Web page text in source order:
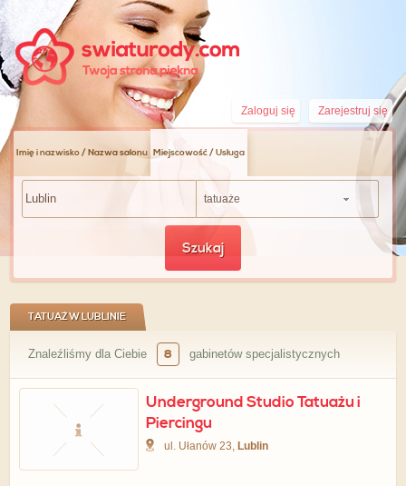
Zarejestruj się
Zaloguj się
Imię i nazwisko / Nazwa salonu Miejscowość / Usługa
tatuaże
Szukaj
TATUAŻ W LUBLINIE
Znaleźliśmy dla Ciebie 8 gabinetów specjalistycznych
Underground Studio Tatuażu i
Piercingu
ul. Ułanów 23, Lublin